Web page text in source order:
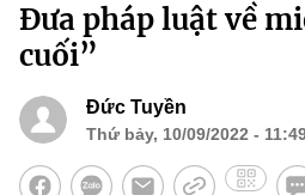
Đưa pháp luật về
cuối”
Đức Tuyền
Thứ bảy, 10/09/2022 -